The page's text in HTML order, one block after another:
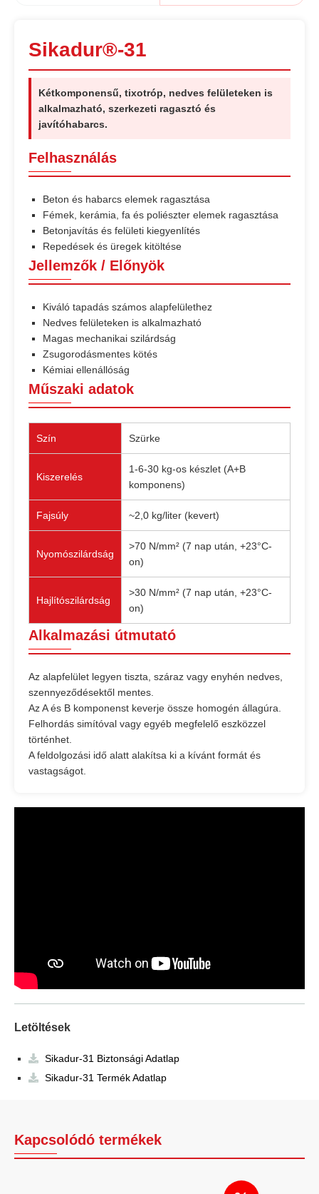
Sikadur®-31
Kétkomponensű, tixotróp, nedves felületeken is
alkalmazható, szerkezeti ragasztó és
javítóhabarcs.
Felhasználás
Beton és habarcs elemek ragasztása
Fémek, kerámia, fa és poliészter elemek ragasztása
Betonjavítás és felületi kiegyenlítés
Repedések és üregek kitöltése
Jellemzők / Előnyök
Kiváló tapadás számos alapfelülethez
Nedves felületeken is alkalmazható
Magas mechanikai szilárdság
Zsugorodásmentes kötés
Kémiai ellenállóság
Műszaki adatok
Szín Szürke
Kiszerelés
1-6-30 kg-os készlet (A+B
komponens)
Fajsúly ~2,0 kg/liter (kevert)
Nyomószilárdság
>70 N/mm² (7 nap után, +23°C-
on)
Hajlítószilárdság
>30 N/mm² (7 nap után, +23°C-
on)
Alkalmazási útmutató
Az alapfelület legyen tiszta, száraz vagy enyhén nedves,
szennyeződésektől mentes.
Az A és B komponenst keverje össze homogén állagúra.
Felhordás simítóval vagy egyéb megfelelő eszközzel
történhet.
A feldolgozási idő alatt alakítsa ki a kívánt formát és
vastagságot.
Letöltések
Sikadur-31 Biztonsági Adatlap
Sikadur-31 Termék Adatlap
Kapcsolódó termékek